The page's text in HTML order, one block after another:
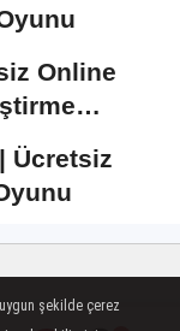
Online
Ücretsiz
şekilde çerez